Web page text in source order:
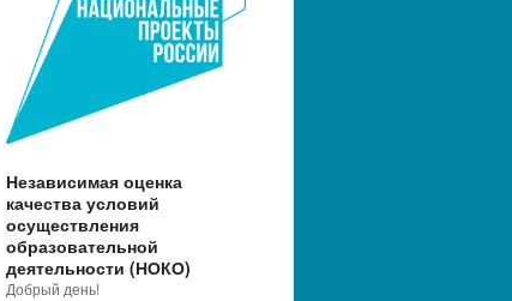
Независимая оценка
качества условий
осуществления
образовательной
деятельности (НОКО)
Добрый день!